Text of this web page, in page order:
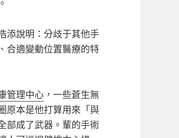
添說明：分歧于其他手
合適變動位置醫療的特
管理中心 ，一些蒼生無
原本是他打算用來「與
部成了武器。輩的手術